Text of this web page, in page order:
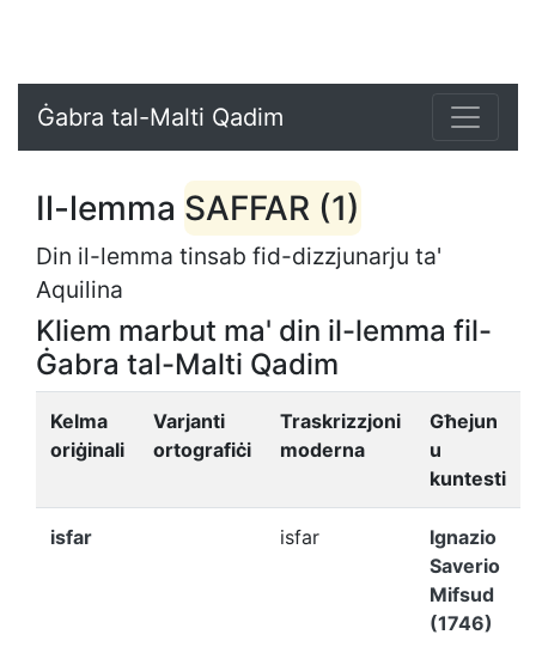
Ġabra tal-Malti Qadim
Il-lemma SAFFAR (1)
Din il-lemma tinsab fid-dizzjunarju ta'
Aquilina
Kliem marbut ma' din il-lemma fil-
Ġabra tal-Malti Qadim
Kelma
oriġinali
Varjanti
ortografiċi
Traskrizzjoni
moderna
Għejun
u
kuntesti
isfar isfar
Ignazio
Saverio
Mifsud
(1746)